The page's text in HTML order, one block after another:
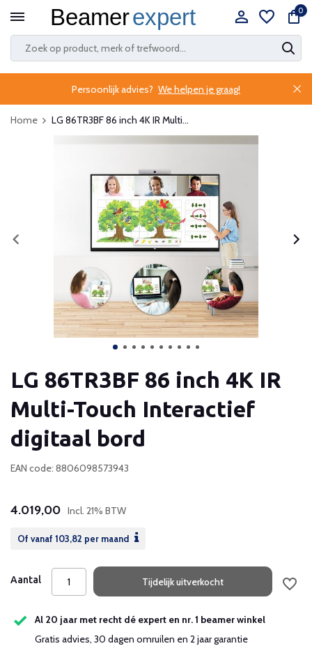
0
Persoonlijk advies? We helpen je graag!
Home LG 86TR3BF 86 inch 4K IR Multi...
LG 86TR3BF 86 inch 4K IR
Multi-Touch Interactief
digitaal bord
EAN code: 8806098573943
4.019,00 Incl. 21% BTW
Of vanaf 103,82 per maand
Aantal Tijdelijk uitverkocht
Al 20 jaar met recht dé expert en nr. 1 beamer winkel
Gratis advies, 30 dagen omruilen en 2 jaar garantie